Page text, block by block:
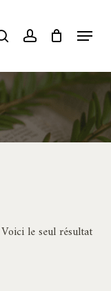
search account Menu
Voici le seul résultat
Close